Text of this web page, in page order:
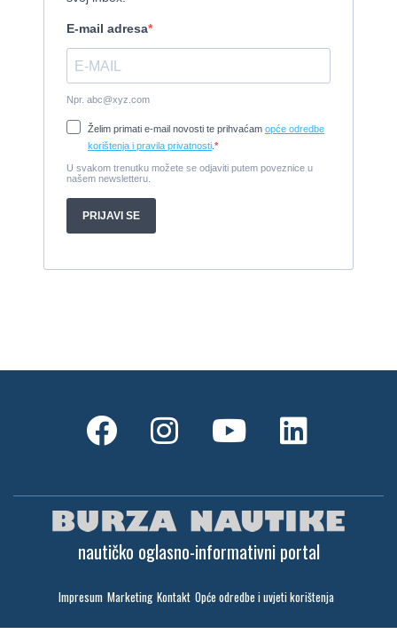
nautičko oglasno-informativni portal
Impresum Marketing Kontakt Opće odredbe i uvjeti korištenja